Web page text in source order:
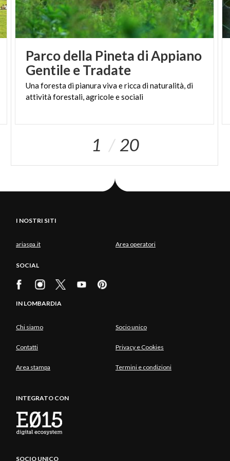
guida abilitataConfGuide-GITEC
Se questo racconto ti è
CLICCA QUI
per scoprire le
sue varie proposte d'itinerario.
Parco della Pineta di Appiano
Gentile e Tradate
Unaforestadipianuravivaericcadinaturalità,di
attivitàforestali,agricoleesociali
1 20
I NOSTRI SITI
ariaspa.it Area operatori
SOCIAL
IN LOMBARDIA
Chi siamo Socio unico
Contatti Privacy e Cookies
Area stampa Termini e condizioni
INTEGRATO CON
SOCIO UNICO